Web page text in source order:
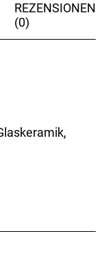
REZENSIONEN
(0)